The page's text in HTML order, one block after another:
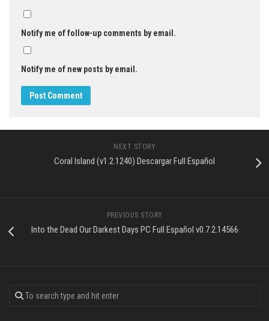
Notify me of follow-up comments by email.
Notify me of new posts by email.
NEXT STORY
Coral Island (v1.2.1240) Descargar Full Español
PREVIOUS STORY
Into the Dead Our Darkest Days PC Full Español v0.7.2.14566